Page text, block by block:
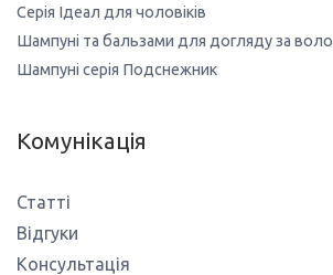
Серія Ідеал для чоловіків
Шампуні та бальзами для догляду за
Шампуні серія Подснежник
Комунікація
Статті
Відгуки
Консультація